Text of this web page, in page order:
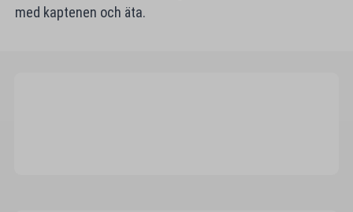
med kaptenen och äta.